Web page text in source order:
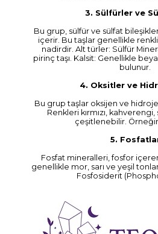
3. Sülfürler ve
Bu grup, sülfür ve sülfat
içerir. Bu taşlar genellikle
nadirdir. Alt türler: Sülfür
pirinç taşı. Kalsit: Genellikle
bulunur.
4. Oksitler ve
Bu grup taşlar oksijen ve
Renkleri kırmızı,
çeşitlenebilir.
5.
Fosfat mineralleri, fosfor
genellikle mor, sarı ve yeşil
Fosfosiderit